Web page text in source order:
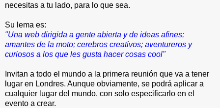
necesitas a tu lado, para lo que sea.
Su lema es:
"Una web dirigida a gente abierta y de ideas afines;
amantes de la moto; cerebros creativos; aventureros y
curiosos a los que les gusta hacer cosas cool"
Invitan a todo el mundo a la primera reunión que va a tener
lugar en Londres. Aunque obviamente, se podrá aplicar a
cualquier lugar del mundo, con solo especificarlo en el
evento a crear.